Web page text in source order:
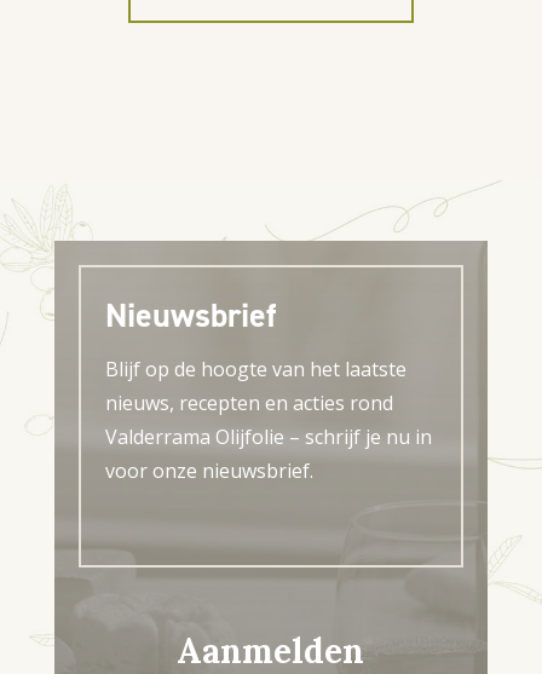
Nieuwsbrief
Blijf op de hoogte van het laatste
nieuws, recepten en acties rond
Valderrama Olijfolie – schrijf je nu in
voor onze nieuwsbrief.
Aanmelden